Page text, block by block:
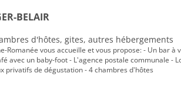
BELAIR
d'hôtes, gites, autres hébergements
Romanée vous accueille et vous propose: - Un bar à
avec un baby-foot - L'agence postale communale -
privatifs de dégustation - 4 chambres d'hôtes